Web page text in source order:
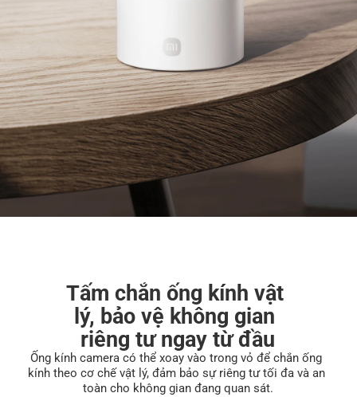
Tấm chắn ống kính vật
lý, bảo vệ không gian
riêng tư ngay từ đầu
Ống kính camera có thể xoay vào trong vỏ để chắn ống
kính theo cơ chế vật lý, đảm bảo sự riêng tư tối đa và an
toàn cho không gian đang quan sát.